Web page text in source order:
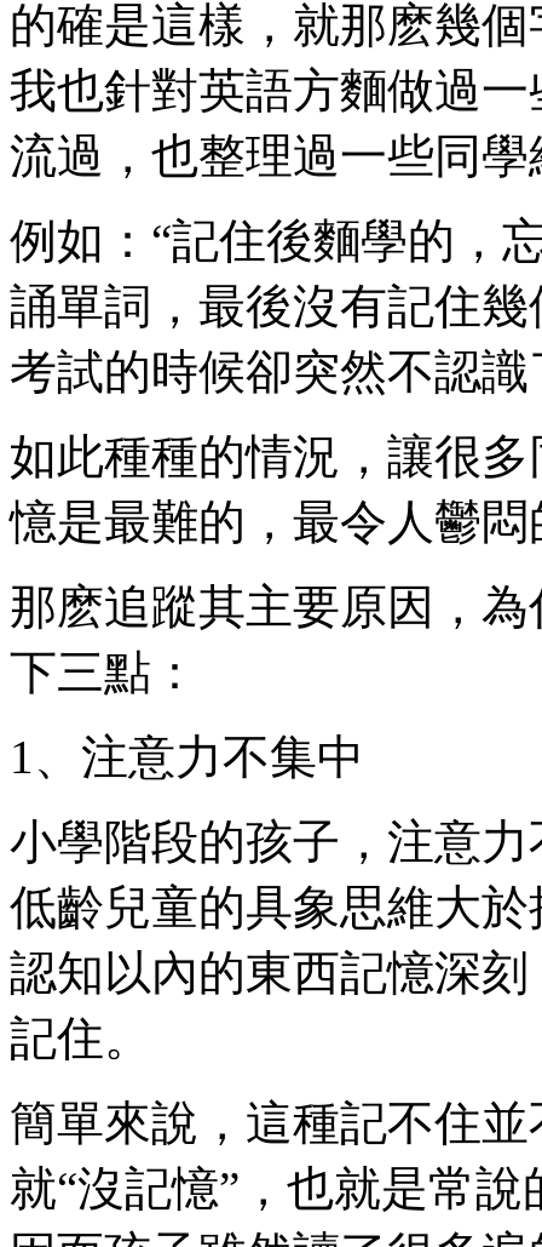
的確是這樣，就那麽幾
我也針對英語方麵做過
流過，也整理過一些同
例如：“記住後麵學的，
誦單詞，最後沒有記住
考試的時候卻突然不認識
如此種種的情況，讓很
憶是最難的，最令人鬱悶
那麽追蹤其主要原因，
下三點：
1、注意力不集中
小學階段的孩子，注意
低齡兒童的具象思維大
認知以內的東西記憶深
記住。
簡單來說，這種記不住
就“沒記憶”，也就是常